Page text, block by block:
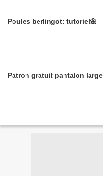
Poules berlingot: tutoriel🌼
Patron gratuit pantalon large